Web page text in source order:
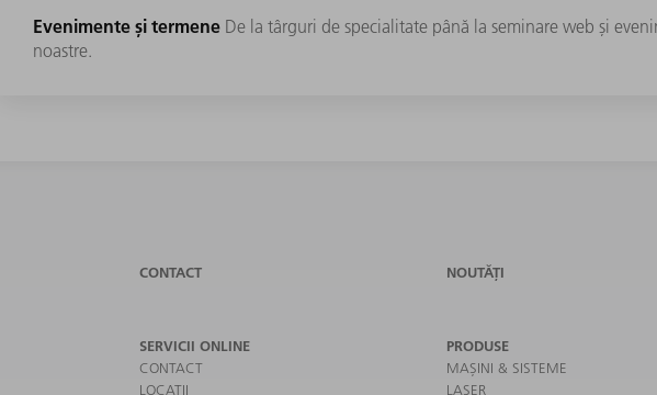
Evenimente și termene De la târguri de specialitate până la seminare web și
noastre.
CONTACT NOUTĂȚI
SERVICII ONLINE
CONTACT
LOCAȚII
PRODUSE
MAȘINI & SISTEME
LASER